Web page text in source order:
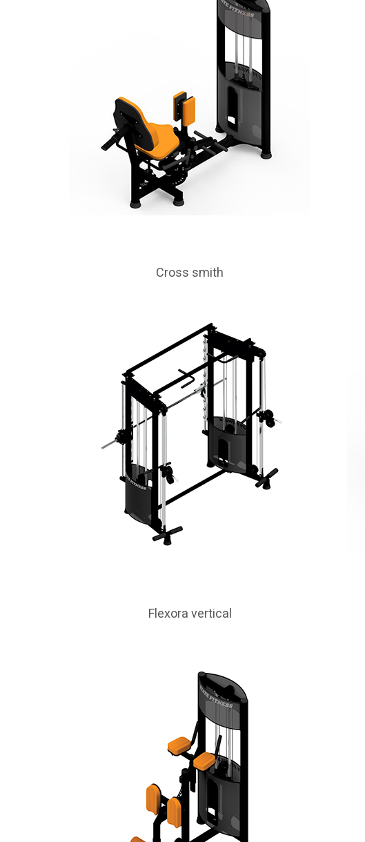
Cross smith
Flexora vertical